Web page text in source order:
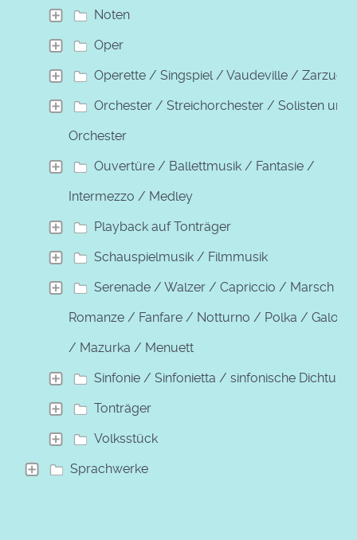
Noten
Oper
Operette / Singspiel / Vaudeville / Zarzuela
Orchester / Streichorchester / Solisten und
Orchester
Ouvertüre / Ballettmusik / Fantasie /
Intermezzo / Medley
Playback auf Tonträger
Schauspielmusik / Filmmusik
Serenade / Walzer / Capriccio / Marsch /
Romanze / Fanfare / Notturno / Polka / Galopp
/ Mazurka / Menuett
Sinfonie / Sinfonietta / sinfonische Dichtung
Tonträger
Volksstück
Sprachwerke